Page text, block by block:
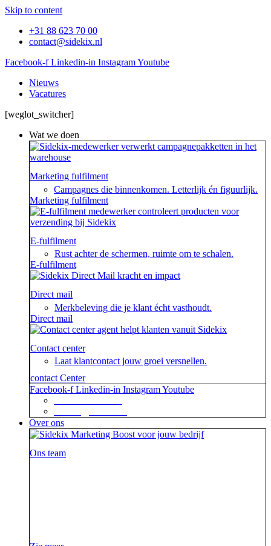
Skip to content
+31 88 623 70 00
contact@sidekix.nl
Facebook-f Linkedin-in InstagramYoutube
Nieuws
Vacatures
[weglot_switcher]
Wat we doen
Marketing fulfilment
Campagnes die binnenkomen. Letterlijk én figuurlijk.
Marketing fulfilment
E-fulfilment
Rust achter de schermen, ruimte om te schalen.
E-fulfilment
Direct mail
Merkbeleving die je klant écht vasthoudt.
Direct mail
Contact center
Laat klantcontact jouw groei versnellen.
contact Center
Facebook-f Linkedin-in InstagramYoutube
Over ons
Ons team